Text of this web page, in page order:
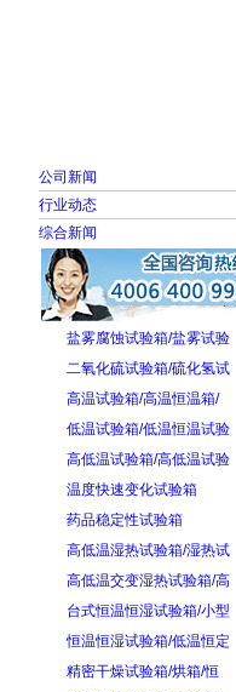
公司新闻
行业动态
综合新闻
盐雾腐蚀试验箱/盐雾试验
二氧化硫试验箱/硫化氢试
高温试验箱/高温恒温箱/
低温试验箱/低温恒温试验
高低温试验箱/高低温试验
温度快速变化试验箱
药品稳定性试验箱
高低温湿热试验箱/湿热试
高低温交变湿热试验箱/高
台式恒温恒湿试验箱/小型
恒温恒湿试验箱/低温恒定
精密干燥试验箱/烘箱/恒